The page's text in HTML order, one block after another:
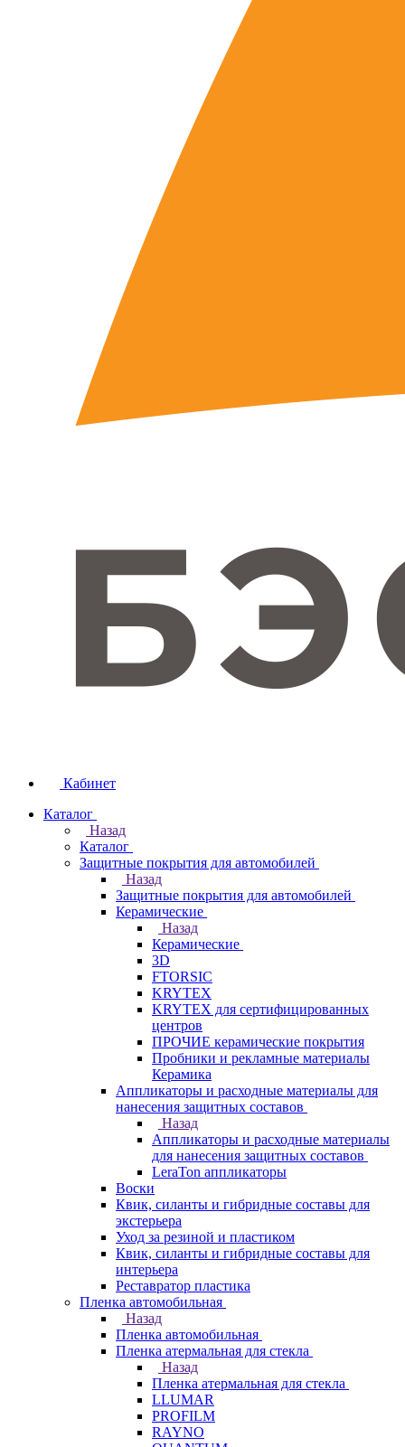
Кабинет
Каталог
Назад
Каталог
Защитные покрытия для автомобилей
Назад
Защитные покрытия для автомобилей
Керамические
Назад
Керамические
3D
FTORSIC
KRYTEX
KRYTEX для сертифицированных
центров
ПРОЧИЕ керамические покрытия
Пробники и рекламные материалы
Керамика
Аппликаторы и расходные материалы для
нанесения защитных составов
Назад
Аппликаторы и расходные материалы
для нанесения защитных составов
LeraTon аппликаторы
Воски
Квик, силанты и гибридные составы для
экстерьера
Уход за резиной и пластиком
Квик, силанты и гибридные составы для
интерьера
Реставратор пластика
Пленка автомобильная
Назад
Пленка автомобильная
Пленка атермальная для стекла
Назад
Пленка атермальная для стекла
LLUMAR
PROFILM
RAYNO